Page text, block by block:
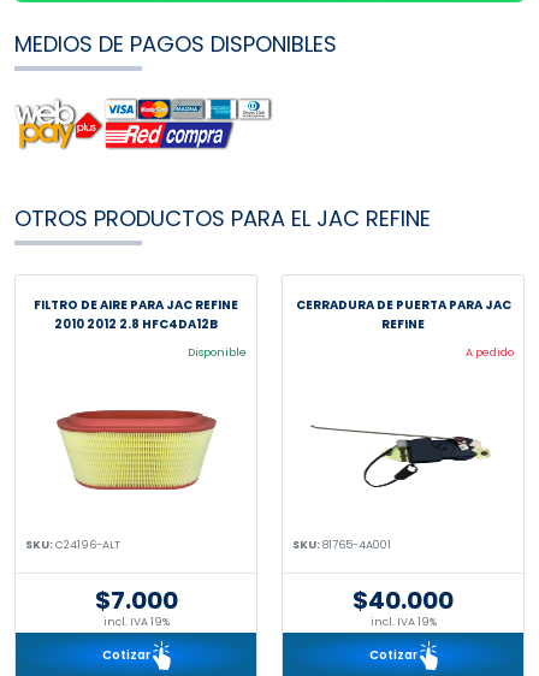
MEDIOS DE PAGOS DISPONIBLES
OTROS PRODUCTOS PARA EL JAC REFINE
FILTRO DE AIRE PARA JAC REFINE
2010 2012 2.8 HFC4DA12B
Disponible
SKU:C24196-ALT
$7.000
incl. IVA 19%
Cotizar
CERRADURA DE PUERTA PARA JAC
REFINE
A pedido
SKU:81765-4A001
$40.000
incl. IVA 19%
Cotizar